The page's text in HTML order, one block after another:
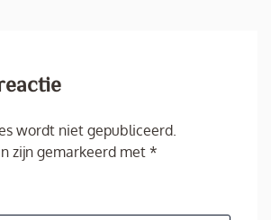
wordt niet gepubliceerd.
zijn gemarkeerd met *